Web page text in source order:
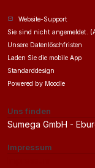
Website-Support
Sie sind nicht angemeldet. (
Unsere Datenlöschfristen
Laden Sie die mobile App
Standarddesign
Powered by Moodle
Uns finden
Sumega GmbH -
Impressum